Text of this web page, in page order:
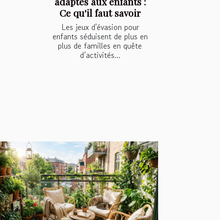
Ce qu'il faut savoir
Les jeux d'évasion pour
enfants séduisent de plus en
plus de familles en quête
d’activités...